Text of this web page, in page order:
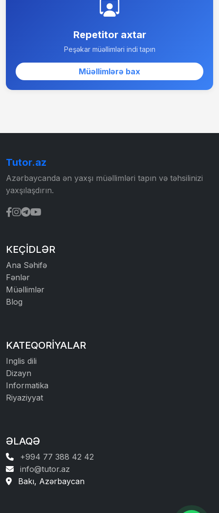
Repetitor axtar
Peşəkar müəllimləri indi tapın
Müəllimlərə bax
Tutor.az
Azərbaycanda ən yaxşı müəllimləri tapın və təhsilinizi
yaxşılaşdırın.
KEÇIDLƏR
Ana Səhifə
Fənlər
Müəllimlər
Blog
KATEQORIYALAR
Inglis dili
Dizayn
Informatika
Riyaziyyat
ƏLAQƏ
+994 77 388 42 42
info@tutor.az
Bakı, Azərbaycan